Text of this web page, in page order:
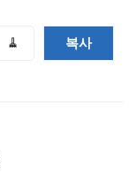
🧹 복사